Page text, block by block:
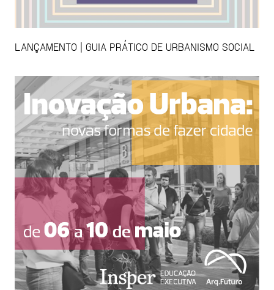
LANÇAMENTO | GUIA PRÁTICO DE URBANISMO SOCIAL